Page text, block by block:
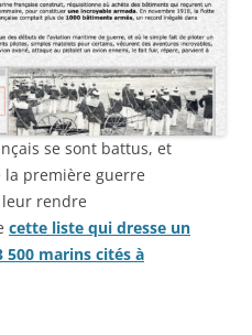
se sont battus, et
première guerre
rendre
cette liste qui dresse un
500 marins cités à